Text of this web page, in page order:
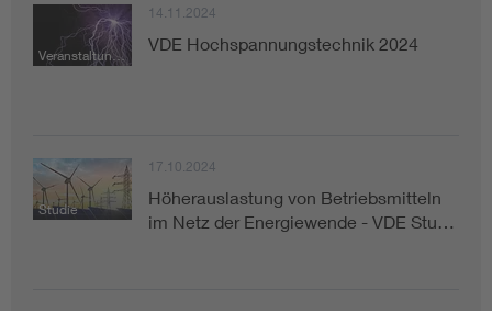
Weitere Themen
Energy efficiency
Veranstaltungsrückblick
14.11.2024
VDE Hochspannungstechnik 2024
Studie
17.10.2024
Höherauslastung von Betriebsmitteln
im Netz der Energiewende - VDE Stu…